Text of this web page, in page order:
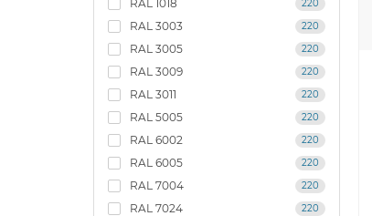
RAL 1018 220
RAL 3003 220
RAL 3005 220
RAL 3009 220
RAL 3011 220
RAL 5005 220
RAL 6002 220
RAL 6005 220
RAL 7004 220
RAL 7024 220